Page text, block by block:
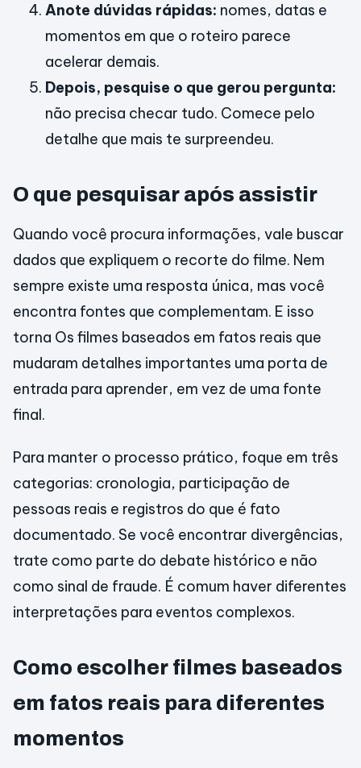
Anote dúvidas rápidas: nomes, datas e
momentos em que o roteiro parece
acelerar demais.
Depois, pesquise o que gerou pergunta:
não precisa checar tudo. Comece pelo
detalhe que mais te surpreendeu.
O que pesquisar após assistir
Quando você procura informações, vale buscar
dados que expliquem o recorte do filme. Nem
sempre existe uma resposta única, mas você
encontra fontes que complementam. E isso
torna Os filmes baseados em fatos reais que
mudaram detalhes importantes uma porta de
entrada para aprender, em vez de uma fonte
final.
Para manter o processo prático, foque em três
categorias: cronologia, participação de
pessoas reais e registros do que é fato
documentado. Se você encontrar divergências,
trate como parte do debate histórico e não
como sinal de fraude. É comum haver diferentes
interpretações para eventos complexos.
Como escolher filmes baseados
em fatos reais para diferentes
momentos